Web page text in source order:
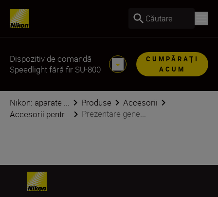
Căutare
Dispozitiv de comandă
Speedlight fără fir SU-800
CUMPĂRAŢI
ACUM
Nikon: aparate ... Produse
Accesorii
Accesorii pentr...
Prezentare gene...